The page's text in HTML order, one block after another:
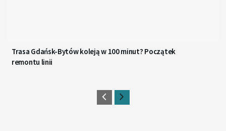
Trasa Gdańsk-Bytów koleją w 100 minut? Początek
remontu linii